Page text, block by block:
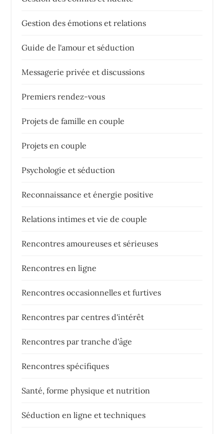
Gestion des émotions et relations
Guide de l'amour et séduction
Messagerie privée et discussions
Premiers rendez-vous
Projets de famille en couple
Projets en couple
Psychologie et séduction
Reconnaissance et énergie positive
Relations intimes et vie de couple
Rencontres amoureuses et sérieuses
Rencontres en ligne
Rencontres occasionnelles et furtives
Rencontres par centres d'intérêt
Rencontres par tranche d'âge
Rencontres spécifiques
Santé, forme physique et nutrition
Séduction en ligne et techniques